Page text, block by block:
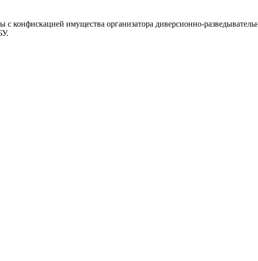
конфискацией имущества организатора диверсионно-